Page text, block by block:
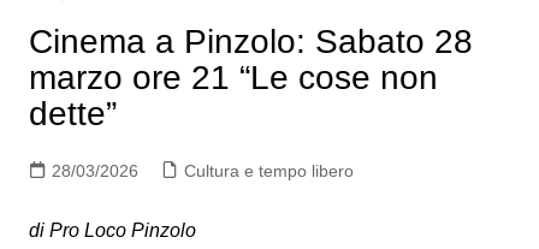
Cinema a Pinzolo: Sabato 28
marzo ore 21 “Le cose non
dette”
28/03/2026 Cultura e tempo libero
di Pro Loco Pinzolo